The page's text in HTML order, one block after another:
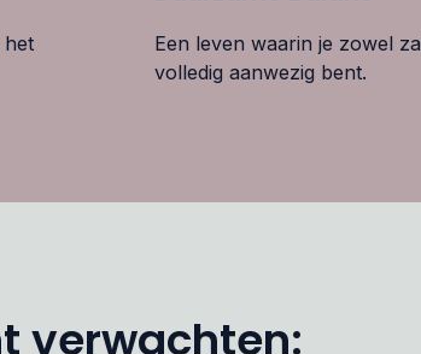
het
Een leven waarin je zowel
volledig aanwezig bent.
verwachten: